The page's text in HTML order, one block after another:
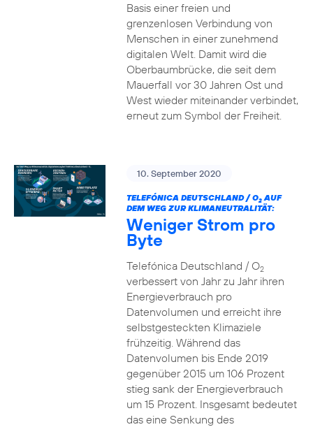
Basis einer freien und
grenzenlosen Verbindung von
Menschen in einer zunehmend
digitalen Welt. Damit wird die
Oberbaumbrücke, die seit dem
Mauerfall vor 30 Jahren Ost und
West wieder miteinander verbindet,
erneut zum Symbol der Freiheit.
10. September 2020
TELEFÓNICA DEUTSCHLAND / O2AUF
DEM WEG ZUR KLIMANEUTRALITÄT:
Weniger Strom pro
Byte
Telefónica Deutschland / O2
verbessert von Jahr zu Jahr ihren
Energieverbrauch pro
Datenvolumen und erreicht ihre
selbstgesteckten Klimaziele
frühzeitig. Während das
Datenvolumen bis Ende 2019
gegenüber 2015 um 106 Prozent
stieg sank der Energieverbrauch
um 15 Prozent. Insgesamt bedeutet
das eine Senkung des